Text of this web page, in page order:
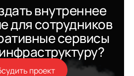
внутреннее
для сотрудников
сервисы
проект